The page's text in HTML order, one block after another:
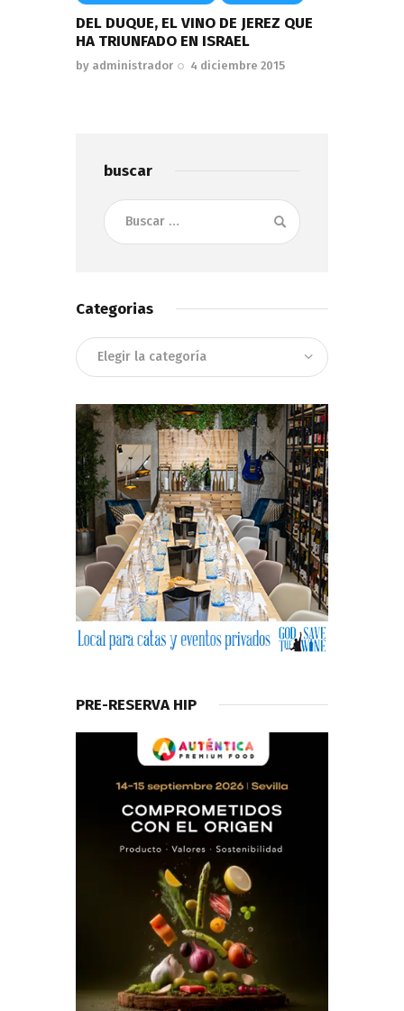
DEL DUQUE, EL VINO DE JEREZ QUE
HA TRIUNFADO EN ISRAEL
by administrador 4 diciembre 2015
buscar
Buscar:
Categorias
Categorias
PRE-RESERVA HIP